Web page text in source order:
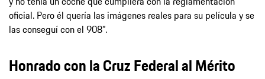
oficial. Pero él quería las imágenes reales para su película y se
las conseguí con el 908”.
Honrado con la Cruz Federal al Mérito